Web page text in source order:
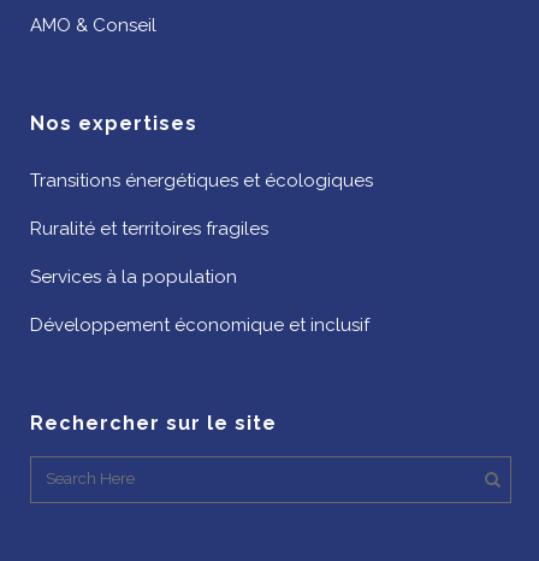
AMO & Conseil
Nos expertises
Transitions énergétiques et écologiques
Ruralité et territoires fragiles
Services à la population
Développement économique et inclusif
Rechercher sur le site